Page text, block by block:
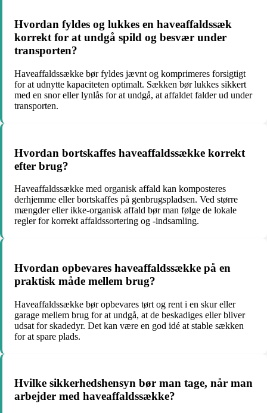
Hvordan fyldes og lukkes en haveaffaldssæk
korrekt for at undgå spild og besvær under
transporten?
Haveaffaldssække bør fyldes jævnt og komprimeres forsigtigt
for at udnytte kapaciteten optimalt. Sækken bør lukkes sikkert
med en snor eller lynlås for at undgå, at affaldet falder ud under
transporten.
Hvordan bortskaffes haveaffaldssække korrekt
efter brug?
Haveaffaldssække med organisk affald kan komposteres
derhjemme eller bortskaffes på genbrugspladsen. Ved større
mængder eller ikke-organisk affald bør man følge de lokale
regler for korrekt affaldssortering og -indsamling.
Hvordan opbevares haveaffaldssække på en
praktisk måde mellem brug?
Haveaffaldssække bør opbevares tørt og rent i en skur eller
garage mellem brug for at undgå, at de beskadiges eller bliver
udsat for skadedyr. Det kan være en god idé at stable sækken
for at spare plads.
Hvilke sikkerhedshensyn bør man tage, når man
arbejder med haveaffaldssække?